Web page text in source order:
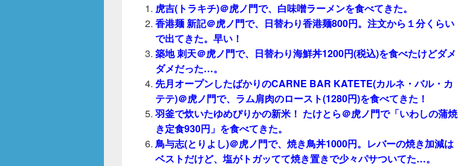
虎吉(トラキチ)＠虎ノ門で、白味噌ラーメンを食べてきた。
香港麺 新記＠虎ノ門で、日替わり香港麺800円。注文から１分くらい
で出てきた。早い！
築地 刺天＠虎ノ門で、日替わり海鮮丼1200円(税込)を食べたけどダメ
ダメだった…。
先月オープンしたばかりのCARNE BAR KATETE(カルネ・バル・カ
テテ)＠虎ノ門で、ラム肩肉のロースト(1280円)を食べてきた！
羽釜で炊いたゆめぴりかの新米！ たけとら＠虎ノ門で「いわしの蒲焼
き定食930円」を食べてきた。
鳥与志(とりよし)＠虎ノ門で、焼き鳥丼1000円。レバーの焼き加減は
ベストだけど、塩がトガッてて焼き置きで少々パサついてた…。